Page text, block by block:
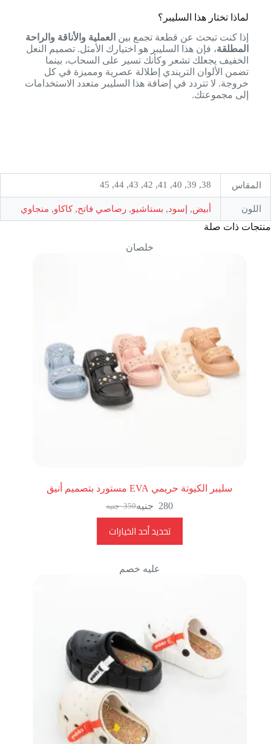
لماذا تختار هذا السليبر؟
إذا كنت تبحث عن قطعة تجمع بين العملية والأناقة والراحة
المطلقة، فإن هذا السليبر هو اختيارك الأمثل. تصميم النعل
الخفيف يجعلك تشعر وكأنك تسير على السحاب، بينما
تضمن الألوان التريندي إطلالة عصرية ومميزة في كل
خروجة. لا تتردد في إضافة هذا السليبر متعدد الاستخدامات
إلى مجموعتك.
المقاس 38, 39, 40, 41, 42, 43, 44, 45
اللون أبيض, إسود, بستاشيو, رصاصي فاتح,كاكاو, منجاوي
منتجات ذات صلة
خلصان
سليبر الكيوتة حريمي EVA مستورد بتصميم أنيق
350 جنيه 280 جنيه
تحديد أحد الخيارات
عليه خصم